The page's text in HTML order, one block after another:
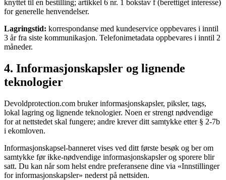
knyttet til en bestilling; artikkel 6 nr. 1 bokstav f (berettiget interesse)
for generelle henvendelser.
Lagringstid: korrespondanse med kundeservice oppbevares i inntil
3 år fra siste kommunikasjon. Telefonimetadata oppbevares i inntil 2
måneder.
4. Informasjonskapsler og lignende
teknologier
Devoldprotection.com bruker informasjonskapsler, piksler, tags,
lokal lagring og lignende teknologier. Noen er strengt nødvendige
for at nettstedet skal fungere; andre krever ditt samtykke etter § 2-7b
i ekomloven.
Informasjonskapsel-banneret vises ved ditt første besøk og ber om
samtykke før ikke-nødvendige informasjonskapsler og sporere blir
satt. Du kan når som helst endre preferansene dine via «Innstillinger
for informasjonskapsler» nederst på nettsiden.